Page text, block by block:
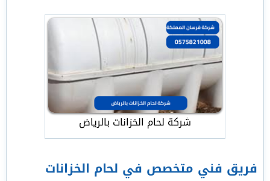
شركة لحام الخزانات بالرياض
فريق فني متخصص في لحام الخزانات